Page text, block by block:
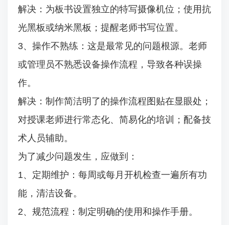
解决：为板书设置独立的特写摄像机位；使用抗
光黑板或纳米黑板；提醒老师书写位置。
3、操作不熟练：这是最常见的问题根源。老师
或管理员不熟悉设备操作流程，导致各种误操
作。
解决：制作简洁明了的操作流程图贴在显眼处；
对授课老师进行常态化、简易化的培训；配备技
术人员辅助。
为了减少问题发生，应做到：
1、定期维护：每周或每月开机检查一遍所有功
能，清洁设备。
2、规范流程：制定明确的使用和操作手册。